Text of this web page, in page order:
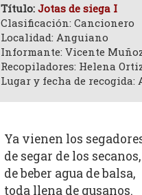
Título: Jotas de siega I
Clasificación: Cancionero
Localidad: Anguiano
Informante: Vicente
Recopiladores: Helena
Lugar y fecha de recogida:
Ya vienen los
de segar de los secanos,
de beber agua de balsa,
toda llena de gusanos.